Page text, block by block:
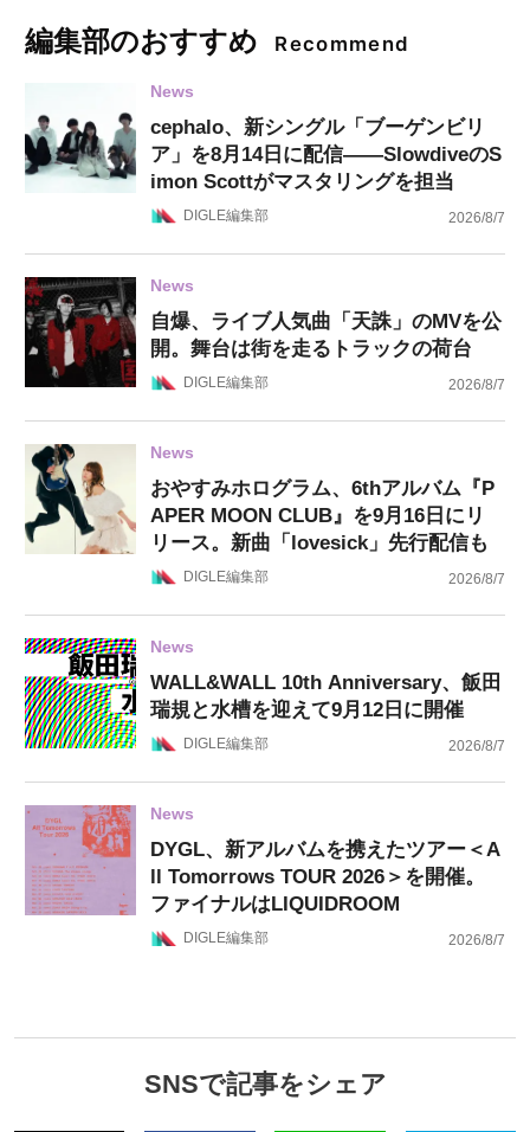
編集部のおすすめ Recommend
News
cephalo、新シングル「ブーゲンビリ
ア」を8月14日に配信——SlowdiveのS
imon Scottがマスタリングを担当
DIGLE編集部 2026/8/7
News
自爆、ライブ人気曲「天誅」のMVを公
開。舞台は街を走るトラックの荷台
DIGLE編集部 2026/8/7
News
おやすみホログラム、6thアルバム『P
APER MOON CLUB』を9月16日にリ
リース。新曲「lovesick」先行配信も
DIGLE編集部 2026/8/7
News
WALL&WALL 10th Anniversary、飯田
瑞規と水槽を迎えて9月12日に開催
DIGLE編集部 2026/8/7
News
DYGL、新アルバムを携えたツアー＜A
ll Tomorrows TOUR 2026＞を開催。
ファイナルはLIQUIDROOM
DIGLE編集部 2026/8/7
SNSで記事をシェア